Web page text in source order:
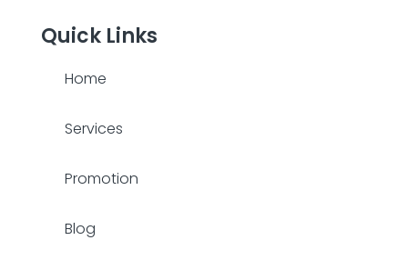
Quick Links
Home
Services
Promotion
Blog